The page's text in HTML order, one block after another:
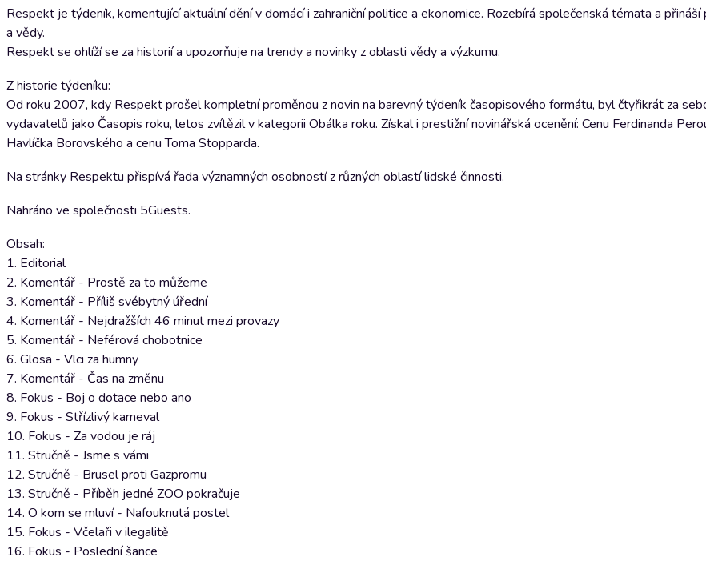
Respekt je týdeník, komentující aktuální dění v domácí i zahraniční politice a ekonomice. Rozebírá společenská témata a
a vědy.
Respekt se ohlíží se za historií a upozorňuje na trendy a novinky z oblasti vědy a výzkumu.
Z historie týdeníku:
Od roku 2007, kdy Respekt prošel kompletní proměnou z novin na barevný týdeník časopisového formátu, byl čtyřikrát za
vydavatelů jako Časopis roku, letos zvítězil v kategorii Obálka roku. Získal i prestižní novinářská ocenění: Cenu Ferdinanda
Havlíčka Borovského a cenu Toma Stopparda.
Na stránky Respektu přispívá řada významných osobností z různých oblastí lidské činnosti.
Nahráno ve společnosti 5Guests.
Obsah:
1. Editorial
2. Komentář - Prostě za to můžeme
3. Komentář - Příliš svébytný úřední
4. Komentář - Nejdražších 46 minut mezi provazy
5. Komentář - Neférová chobotnice
6. Glosa - Vlci za humny
7. Komentář - Čas na změnu
8. Fokus - Boj o dotace nebo ano
9. Fokus - Střízlivý karneval
10. Fokus - Za vodou je ráj
11. Stručně - Jsme s vámi
12. Stručně - Brusel proti Gazpromu
13. Stručně - Příběh jedné ZOO pokračuje
14. O kom se mluví - Nafouknutá postel
15. Fokus - Včelaři v ilegalitě
16. Fokus - Poslední šance